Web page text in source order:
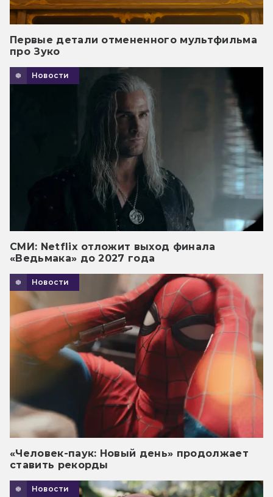
Первые детали отмененного мультфильма
про Зуко
Новости
СМИ: Netflix отложит выход финала
«Ведьмака» до 2027 года
Новости
«Человек-паук: Новый день» продолжает
ставить рекорды
Новости